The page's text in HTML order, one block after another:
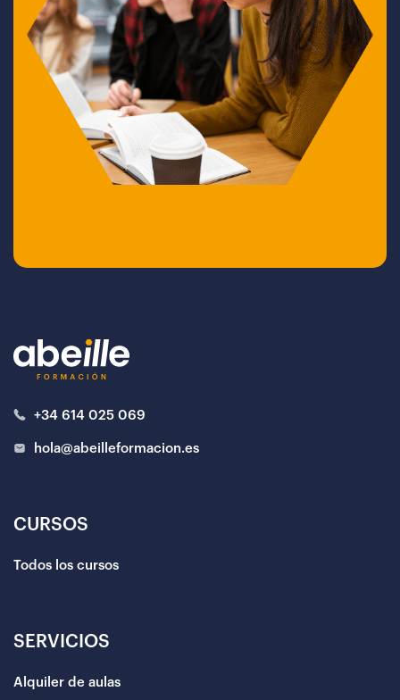
+34 614 025 069
hola@abeilleformacion.es
CURSOS
Todos los cursos
SERVICIOS
Alquiler de aulas